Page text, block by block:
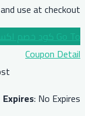
use at checkout
Go To كود خصم اكسترا Store
Coupon Detail
Expires: No Expires